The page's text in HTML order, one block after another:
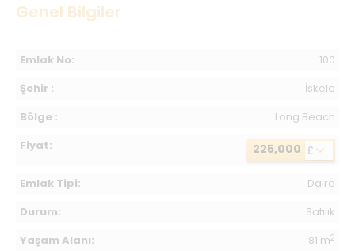
Genel Bilgiler
Emlak No:
100
Şehir :
İskele
Bölge :
Long Beach
Fiyat:
225,000 £
Emlak Tipi:
Daire
Durum:
Satılık
Yaşam Alanı:
81 m2